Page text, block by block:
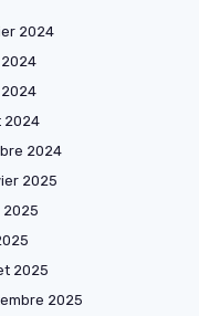
2024
2024
2024
2025
2025
2025
2025